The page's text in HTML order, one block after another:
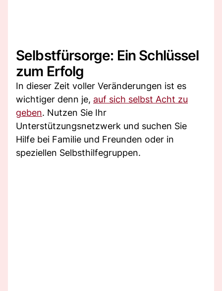
Selbstfürsorge: Ein Schlüssel
zum Erfolg
In dieser Zeit voller Veränderungen ist es
wichtiger denn je, auf sich selbst Acht zu
geben. Nutzen Sie Ihr
Unterstützungsnetzwerk und suchen Sie
Hilfe bei Familie und Freunden oder in
speziellen Selbsthilfegruppen.